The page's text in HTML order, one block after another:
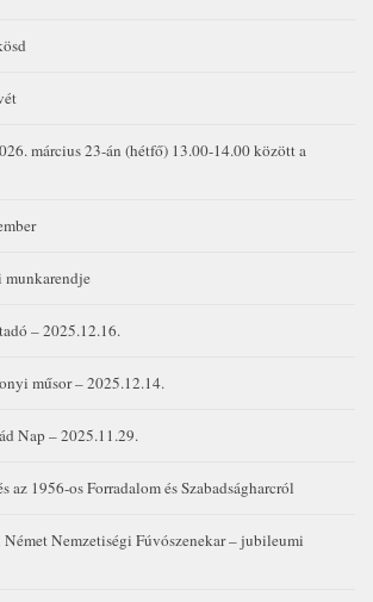
március 23-án (hétfő) 13.00-14.00 között a
– 2025.12.16.
műsor – 2025.12.14.
Nap – 2025.11.29.
az 1956-os Forradalom és Szabadságharcról
Nemzetiségi Fúvószenekar – jubileumi